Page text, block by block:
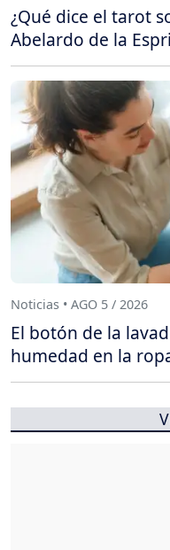
¿Qué dice el tarot
Abelardo de la
Noticias • AGO 5 / 2026
El botón de la
humedad en la